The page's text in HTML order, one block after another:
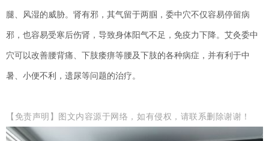
腿、风湿的威胁。肾有邪，其气留于两腘，委中穴不仅容易停留病
邪，也容易受寒后伤肾，导致身体阳气不足，免疫力下降。艾灸委中
穴可以改善腰背痛、下肢痿痹等腰及下肢的各种病症，并有利于中
暑、小便不利，遗尿等问题的治疗。
【免责声明】 图文内容源于网络，如有侵权，请联系删除谢谢！